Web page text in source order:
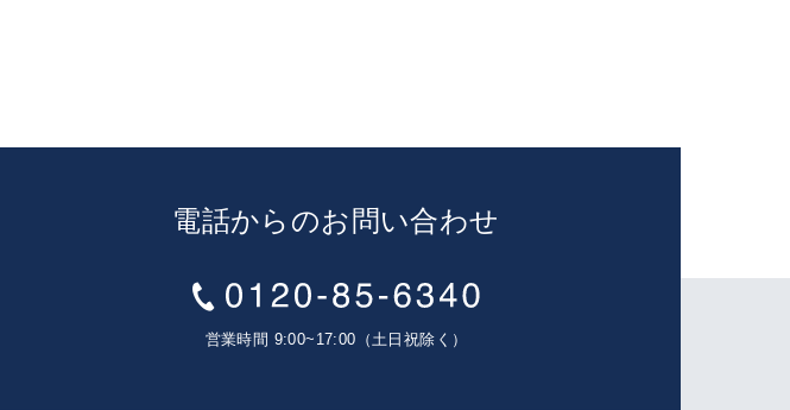
電話からのお問い合わせ
営業時間 9:00~17:00（土日祝除く）